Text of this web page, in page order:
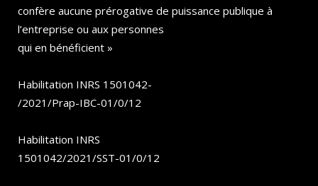
confère aucune prérogative de puissance publique à
l’entreprise ou aux personnes
qui en bénéficient »
Habilitation INRS 1501042-
/2021/Prap-IBC-01/0/12
Habilitation INRS
1501042/2021/SST-01/0/12